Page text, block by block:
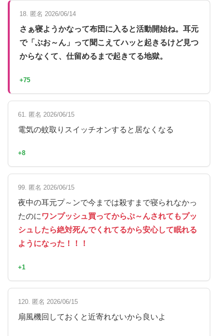
18. 匿名 2026/06/14
さぁ寝ようかなって布団に入ると活動開始ね。耳元
で「ぶお～ん」って聞こえてハッと起きるけど見つ
からなくて、仕留めるまで起きてる地獄。
+75
61. 匿名 2026/06/15
電気の蚊取りスイッチオンすると居なくなる
+8
99. 匿名 2026/06/15
夜中の耳元プ～ンで今までは殺すまで寝られなかっ
たのに ワンプッシュ買ってからぷ～んされてもプッ
シュしたら絶対死んでくれてるから安心して眠れる
ようになった！！！
+1
120. 匿名 2026/06/15
扇風機回しておくと近寄れないから良いよ